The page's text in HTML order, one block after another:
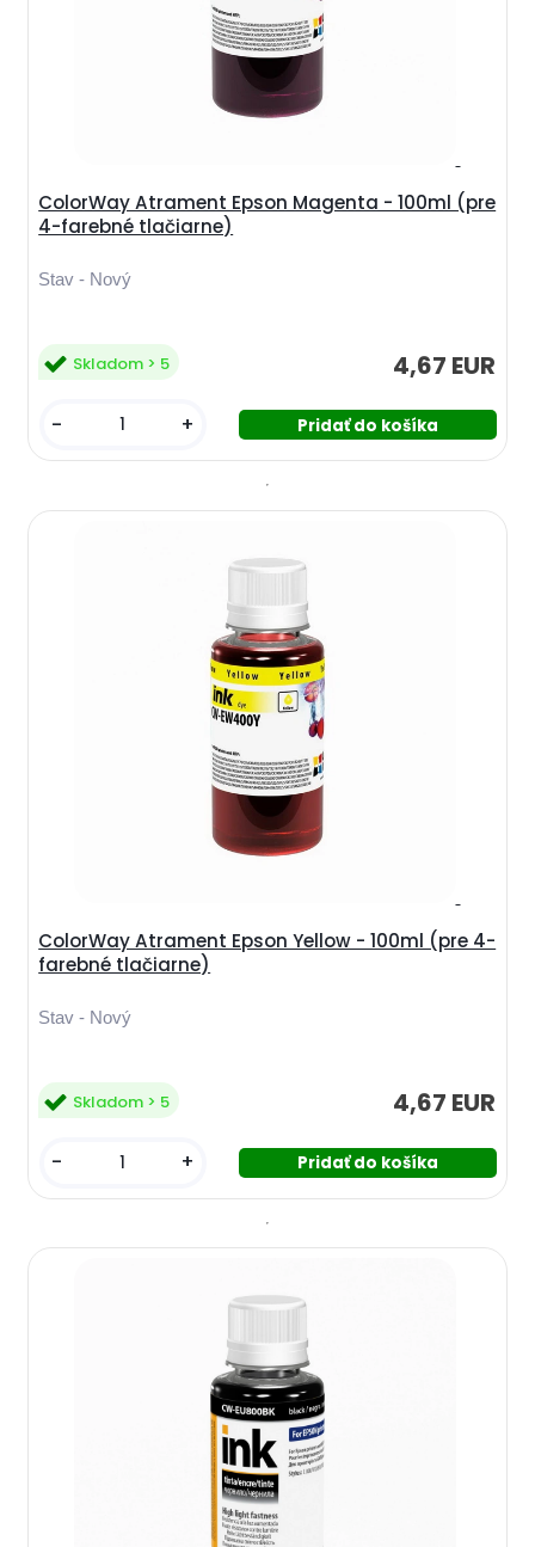
ColorWay Atrament Epson Magenta - 100ml (pre
4-farebné tlačiarne)
Stav - Nový
4,67 EUR
Skladom > 5
- +
ColorWay Atrament Epson Yellow - 100ml (pre 4-
farebné tlačiarne)
Stav - Nový
4,67 EUR
Skladom > 5
- +